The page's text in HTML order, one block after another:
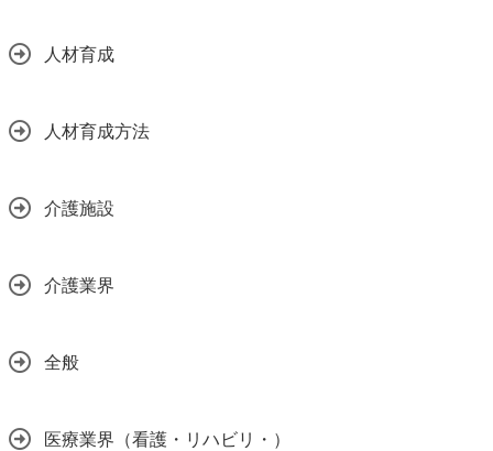
人材育成
人材育成方法
介護施設
介護業界
全般
医療業界（看護・リハビリ・）